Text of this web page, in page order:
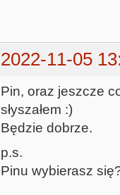
2022-11-05
Pin, oraz jeszcze
słyszałem :)
Będzie dobrze.
p.s.
Pinu wybierasz